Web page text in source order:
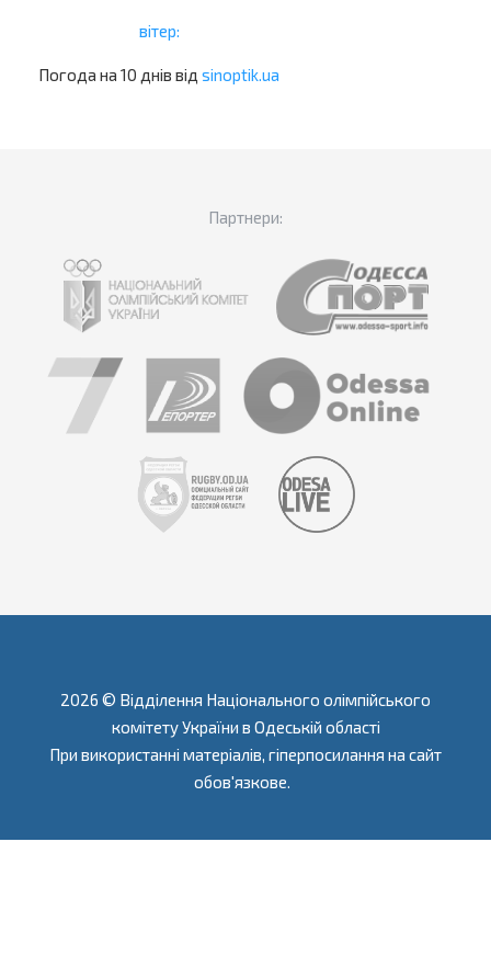
вітер:
Погода на 10 днів від sinoptik.ua
Партнери:
2026 © Відділення Національного олімпійського
комітету України в Одеській області
При використанні матеріалів, гіперпосилання на сайт
обов'язкове.